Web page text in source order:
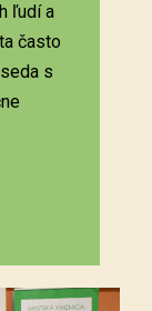
ľudí a
často
s